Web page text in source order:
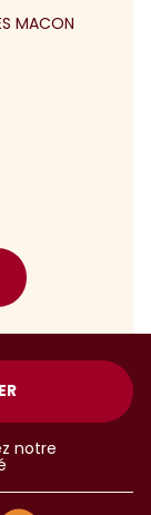
MACON
notre